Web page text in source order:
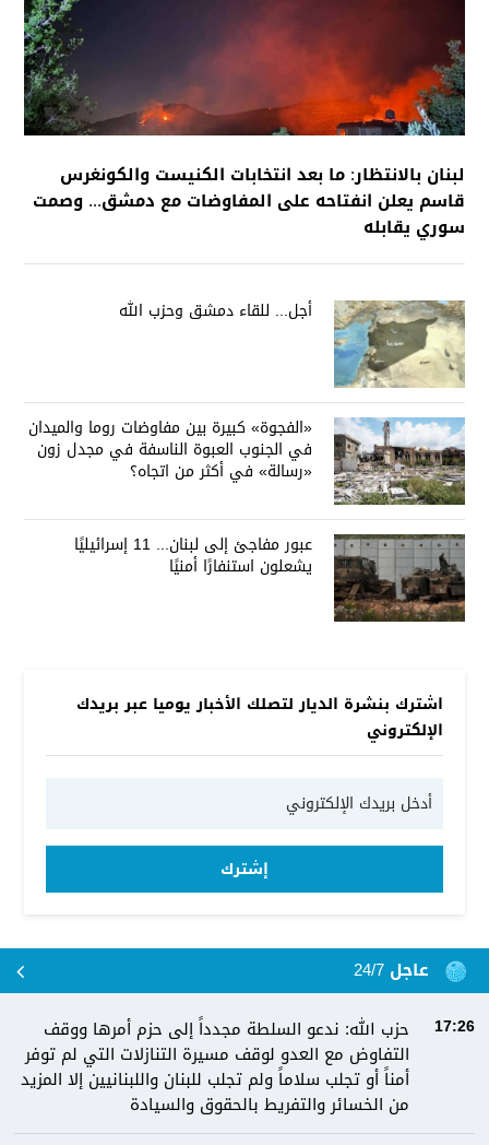
لبنان بالانتظار: ما بعد انتخابات الكنيست والكونغرس
قاسم يعلن انفتاحه على المفاوضات مع دمشق... وصمت
سوري يقابله
أجل... للقاء دمشق وحزب الله
«الفجوة» كبيرة بين مفاوضات روما والميدان
في الجنوب العبوة الناسفة في مجدل زون
«رسالة» في أكثر من اتجاه؟
عبور مفاجئ إلى لبنان... 11 إسرائيليًا
يشعلون استنفارًا أمنيًا
اشترك بنشرة الديار لتصلك الأخبار يوميا عبر بريدك
الإلكتروني
إشترك
عاجل 24/7
17:26
حزب الله: ندعو السلطة مجدداً إلى حزم أمرها ووقف
التفاوض مع العدو لوقف مسيرة التنازلات التي لم توفر
أمناً أو تجلب سلاماً ولم تجلب للبنان واللبنانيين إلا المزيد
من الخسائر والتفريط بالحقوق والسيادة